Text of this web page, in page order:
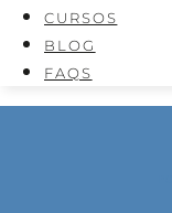
CURSOS
BLOG
FAQS